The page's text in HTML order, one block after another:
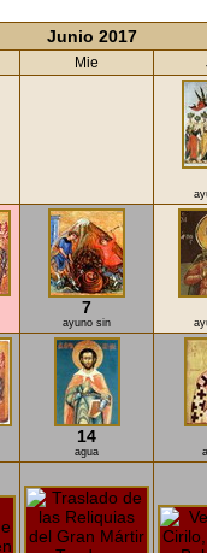
Junio 2017
Mie
7
ayuno sin
14
agua